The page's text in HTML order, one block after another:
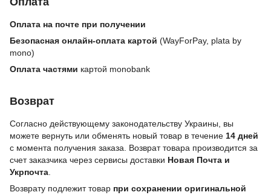
Оплата на почте при получении
Безопасная онлайн-оплата картой (WayForPay, plata by
mono)
Оплата частями картой monobank
Возврат
Согласно действующему законодательству Украины, вы
можете вернуть или обменять новый товар в течение 14 дней
с момента получения заказа. Возврат товара производится за
счет заказчика через сервисы доставки Новая Почта и
Укрпочта
Возврату подлежит товар при сохранении оригинальной